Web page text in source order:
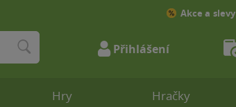
Hry Hračky
Akce a slevy
Přihlášení